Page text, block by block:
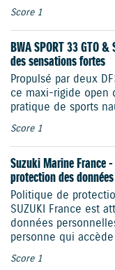
Score 1
BWA SPORT 33 GTO
des sensations fortes
Propulsé par deux
ce maxi-rigide open
pratique de sports
Score 1
Suzuki Marine France
protection des
Politique de
SUZUKI France est
données
personne qui
Score 1